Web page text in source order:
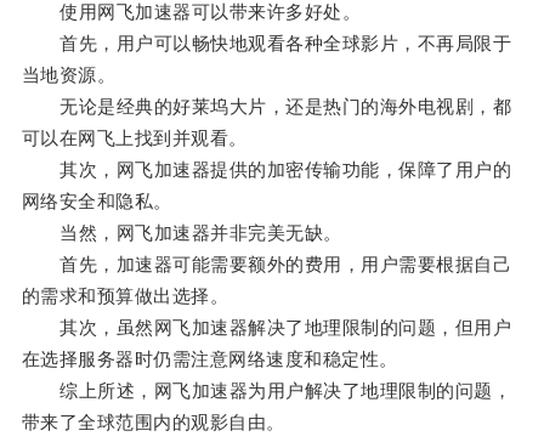
使用网飞加速器可以带来许多好处。
首先，用户可以畅快地观看各种全球影片，不再局限于
当地资源。
无论是经典的好莱坞大片，还是热门的海外电视剧，都
可以在网飞上找到并观看。
其次，网飞加速器提供的加密传输功能，保障了用户的
网络安全和隐私。
当然，网飞加速器并非完美无缺。
首先，加速器可能需要额外的费用，用户需要根据自己
的需求和预算做出选择。
其次，虽然网飞加速器解决了地理限制的问题，但用户
在选择服务器时仍需注意网络速度和稳定性。
综上所述，网飞加速器为用户解决了地理限制的问题，
带来了全球范围内的观影自由。